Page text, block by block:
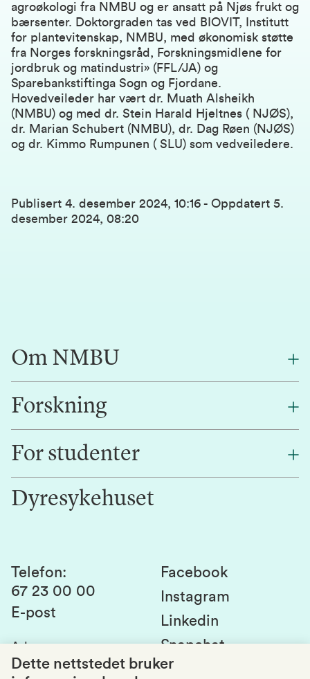
agroøkologi fra NMBU og er ansatt på Njøs frukt og
bærsenter. Doktorgraden tas ved BIOVIT, Institutt
for plantevitenskap, NMBU, med økonomisk støtte
fra Norges forskningsråd, Forskningsmidlene for
jordbruk og matindustri» (FFL/JA) og
Sparebankstiftinga Sogn og Fjordane.
Hovedveileder har vært dr. Muath Alsheikh
(NMBU) og med dr. Stein Harald Hjeltnes ( NJØS),
dr. Marian Schubert (NMBU), dr. Dag Røen (NJØS)
og dr. Kimmo Rumpunen ( SLU) som vedveiledere.
Publisert 4. desember 2024, 10:16 - Oppdatert 5.
desember 2024, 08:20
Om NMBU
Om oss
Alumni
Kontakt oss
Forskning
Forskning
Innovasjon
For studenter
Studentlivet
Studier og emner
Studenttinget
Si fra om avvik
Dyresykehuset
Telefon:
67 23 00 00
E-post
Adresse:
Postboks 5003
Facebook
Instagram
Linkedin
Snapchat
Dette nettstedet bruker